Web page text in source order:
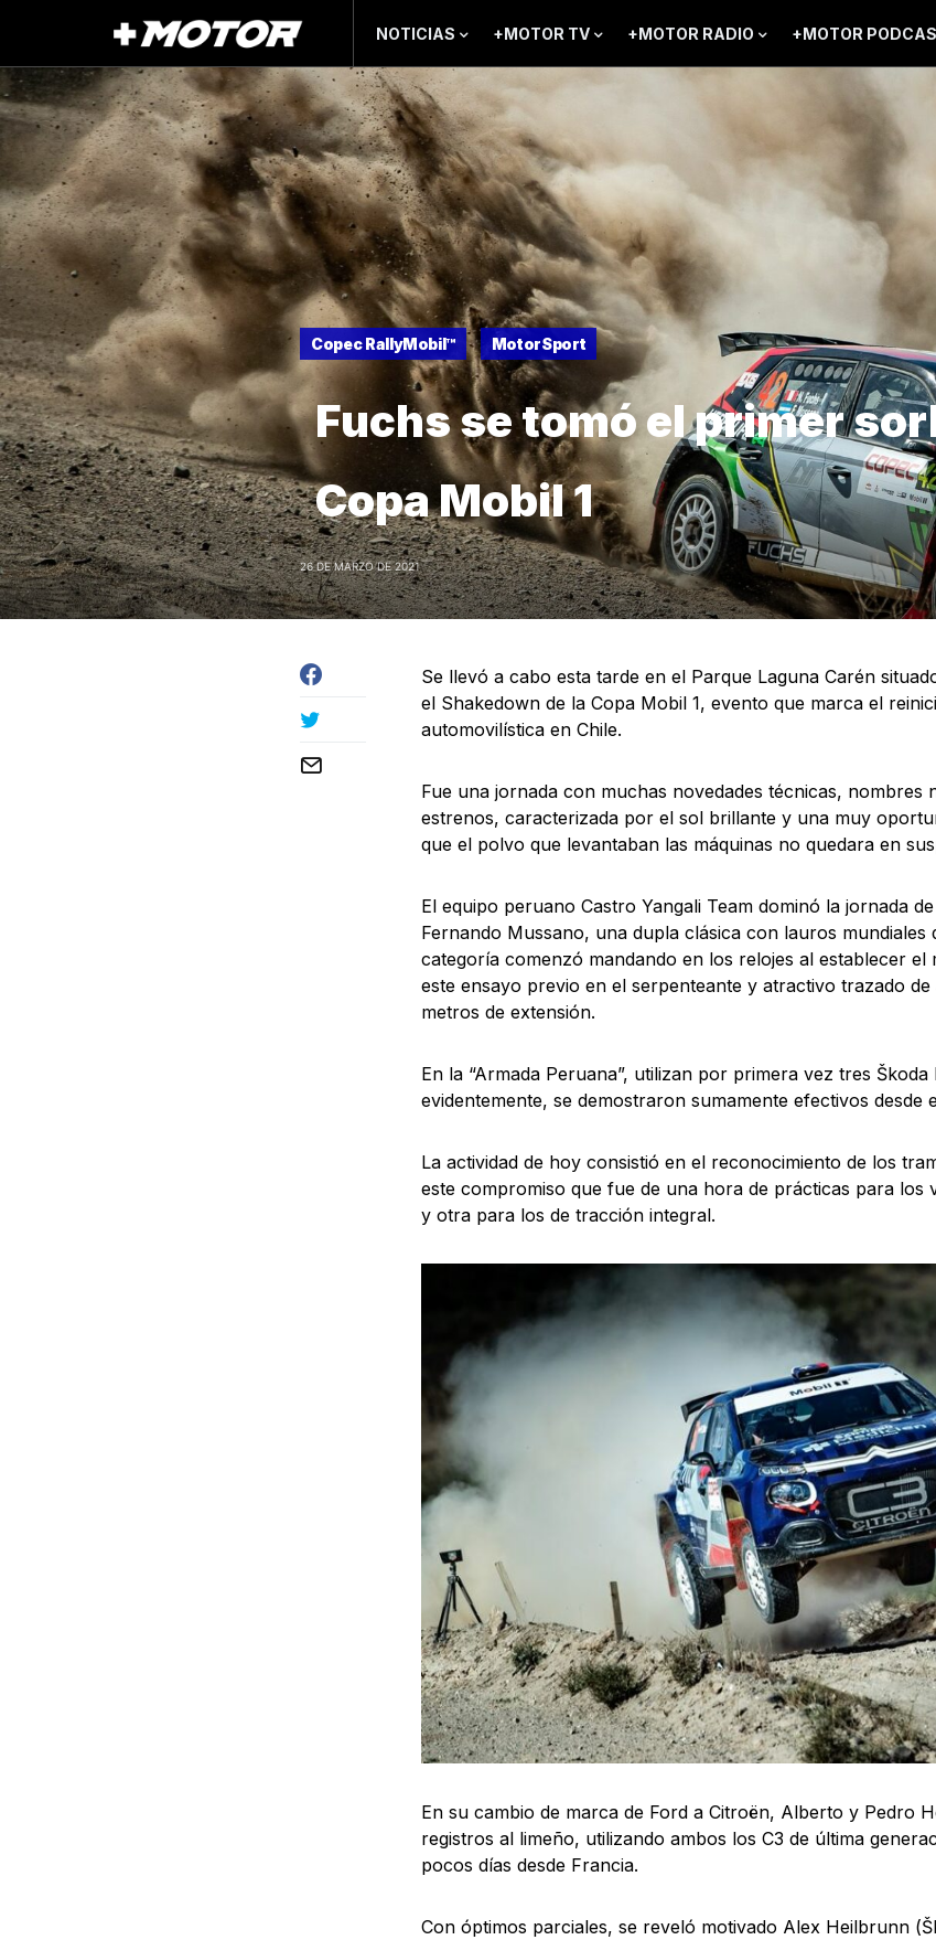
NOTICIAS +MOTOR TV +MOTOR RADIO +MOTOR
Copec RallyMobil™ MotorSport
Fuchs se tomó el primer
Copa Mobil 1
26 DE MARZO DE 2021
Se llevó a cabo esta tarde en el Parque Laguna Carén
el Shakedown de la Copa Mobil 1, evento que marca el
automovilística en Chile.
Fue una jornada con muchas novedades técnicas, nombres
estrenos, caracterizada por el sol brillante y una muy
que el polvo que levantaban las máquinas no quedara en
El equipo peruano Castro Yangali Team dominó la jornada
Fernando Mussano, una dupla clásica con lauros mundiales
categoría comenzó mandando en los relojes al establecer el
este ensayo previo en el serpenteante y atractivo trazado
metros de extensión.
En la “Armada Peruana”, utilizan por primera vez tres Škoda
evidentemente, se demostraron sumamente efectivos desde
La actividad de hoy consistió en el reconocimiento de los
este compromiso que fue de una hora de prácticas para los
y otra para los de tracción integral.
En su cambio de marca de Ford a Citroën, Alberto y Pedro
registros al limeño, utilizando ambos los C3 de última
pocos días desde Francia.
Con óptimos parciales, se reveló motivado Alex Heilbrunn